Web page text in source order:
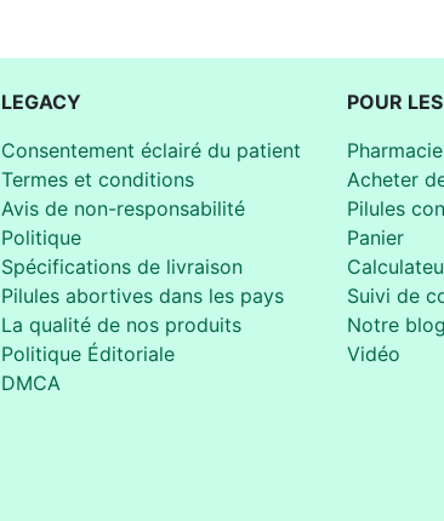
LEGACY
Consentement éclairé du patient
Termes et conditions
Avis de non-responsabilité
Politique
Spécifications de livraison
Pilules abortives dans les pays
La qualité de nos produits
Politique Éditoriale
DMCA
POUR
Acheter
Pilules
Panier
Suivi de
Notre blog
Vidéo